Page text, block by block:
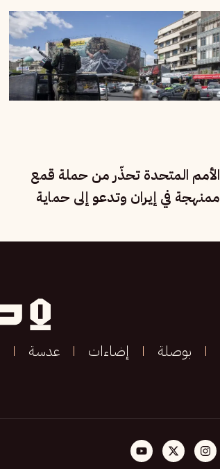
الأمم المتحدة تحذّر من حملة قمع
ممنهجة في إيران وتدعو إلى حماية
بوصلة إضاءات عدسة